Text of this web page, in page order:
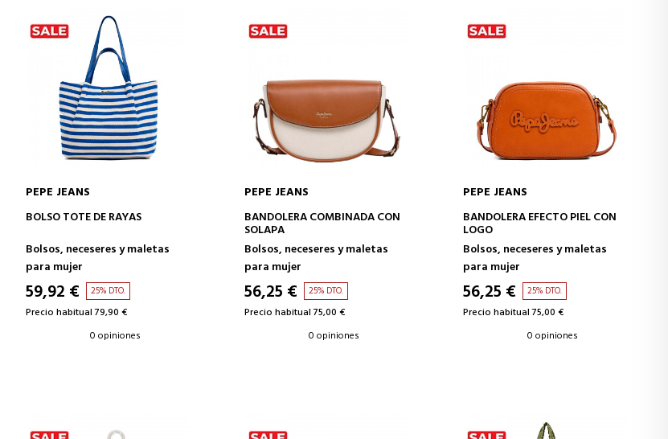
AÑADIR A LA CESTA
PEPE JEANS
BOLSO TOTE DE RAYAS
Bolsos, neceseres y maletas
para mujer
59,92 € 25% DTO.
Precio habitual 79,90 €
0 opiniones
AÑADIR A LA CESTA
PEPE JEANS
BANDOLERA COMBINADA CON
SOLAPA
Bolsos, neceseres y maletas
para mujer
56,25 € 25% DTO.
Precio habitual 75,00 €
0 opiniones
AÑADIR A LA CESTA
PEPE JEANS
BANDOLERA EFECTO PIEL CON
LOGO
Bolsos, neceseres y maletas
para mujer
56,25 € 25% DTO.
Precio habitual 75,00 €
0 opiniones